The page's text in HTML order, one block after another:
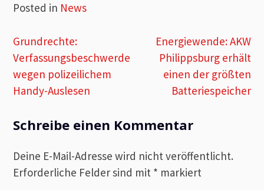
Posted in News
Beitragsnavigation
Grundrechte:
Verfassungsbeschwerde
wegen polizeilichem
Handy-Auslesen
Energiewende: AKW
Philippsburg erhält
einen der größten
Batteriespeicher
Schreibe einen Kommentar
Deine E-Mail-Adresse wird nicht veröffentlicht.
Erforderliche Felder sind mit * markiert